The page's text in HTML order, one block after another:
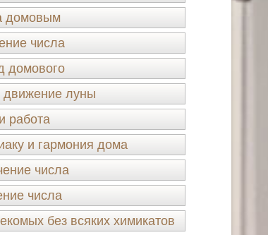
домовым
числа
домового
луны
работа
и гармония дома
числа
числа
без всяких химикатов